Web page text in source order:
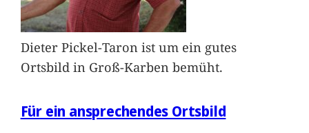
Dieter Pickel-Taron ist um ein gutes
Ortsbild in Groß-Karben bemüht.
Für ein ansprechendes Ortsbild